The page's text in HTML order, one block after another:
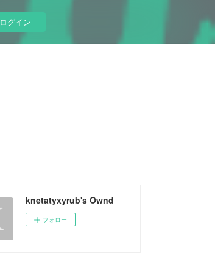
ログイン
knetatyxyrub's Ownd
フォロー